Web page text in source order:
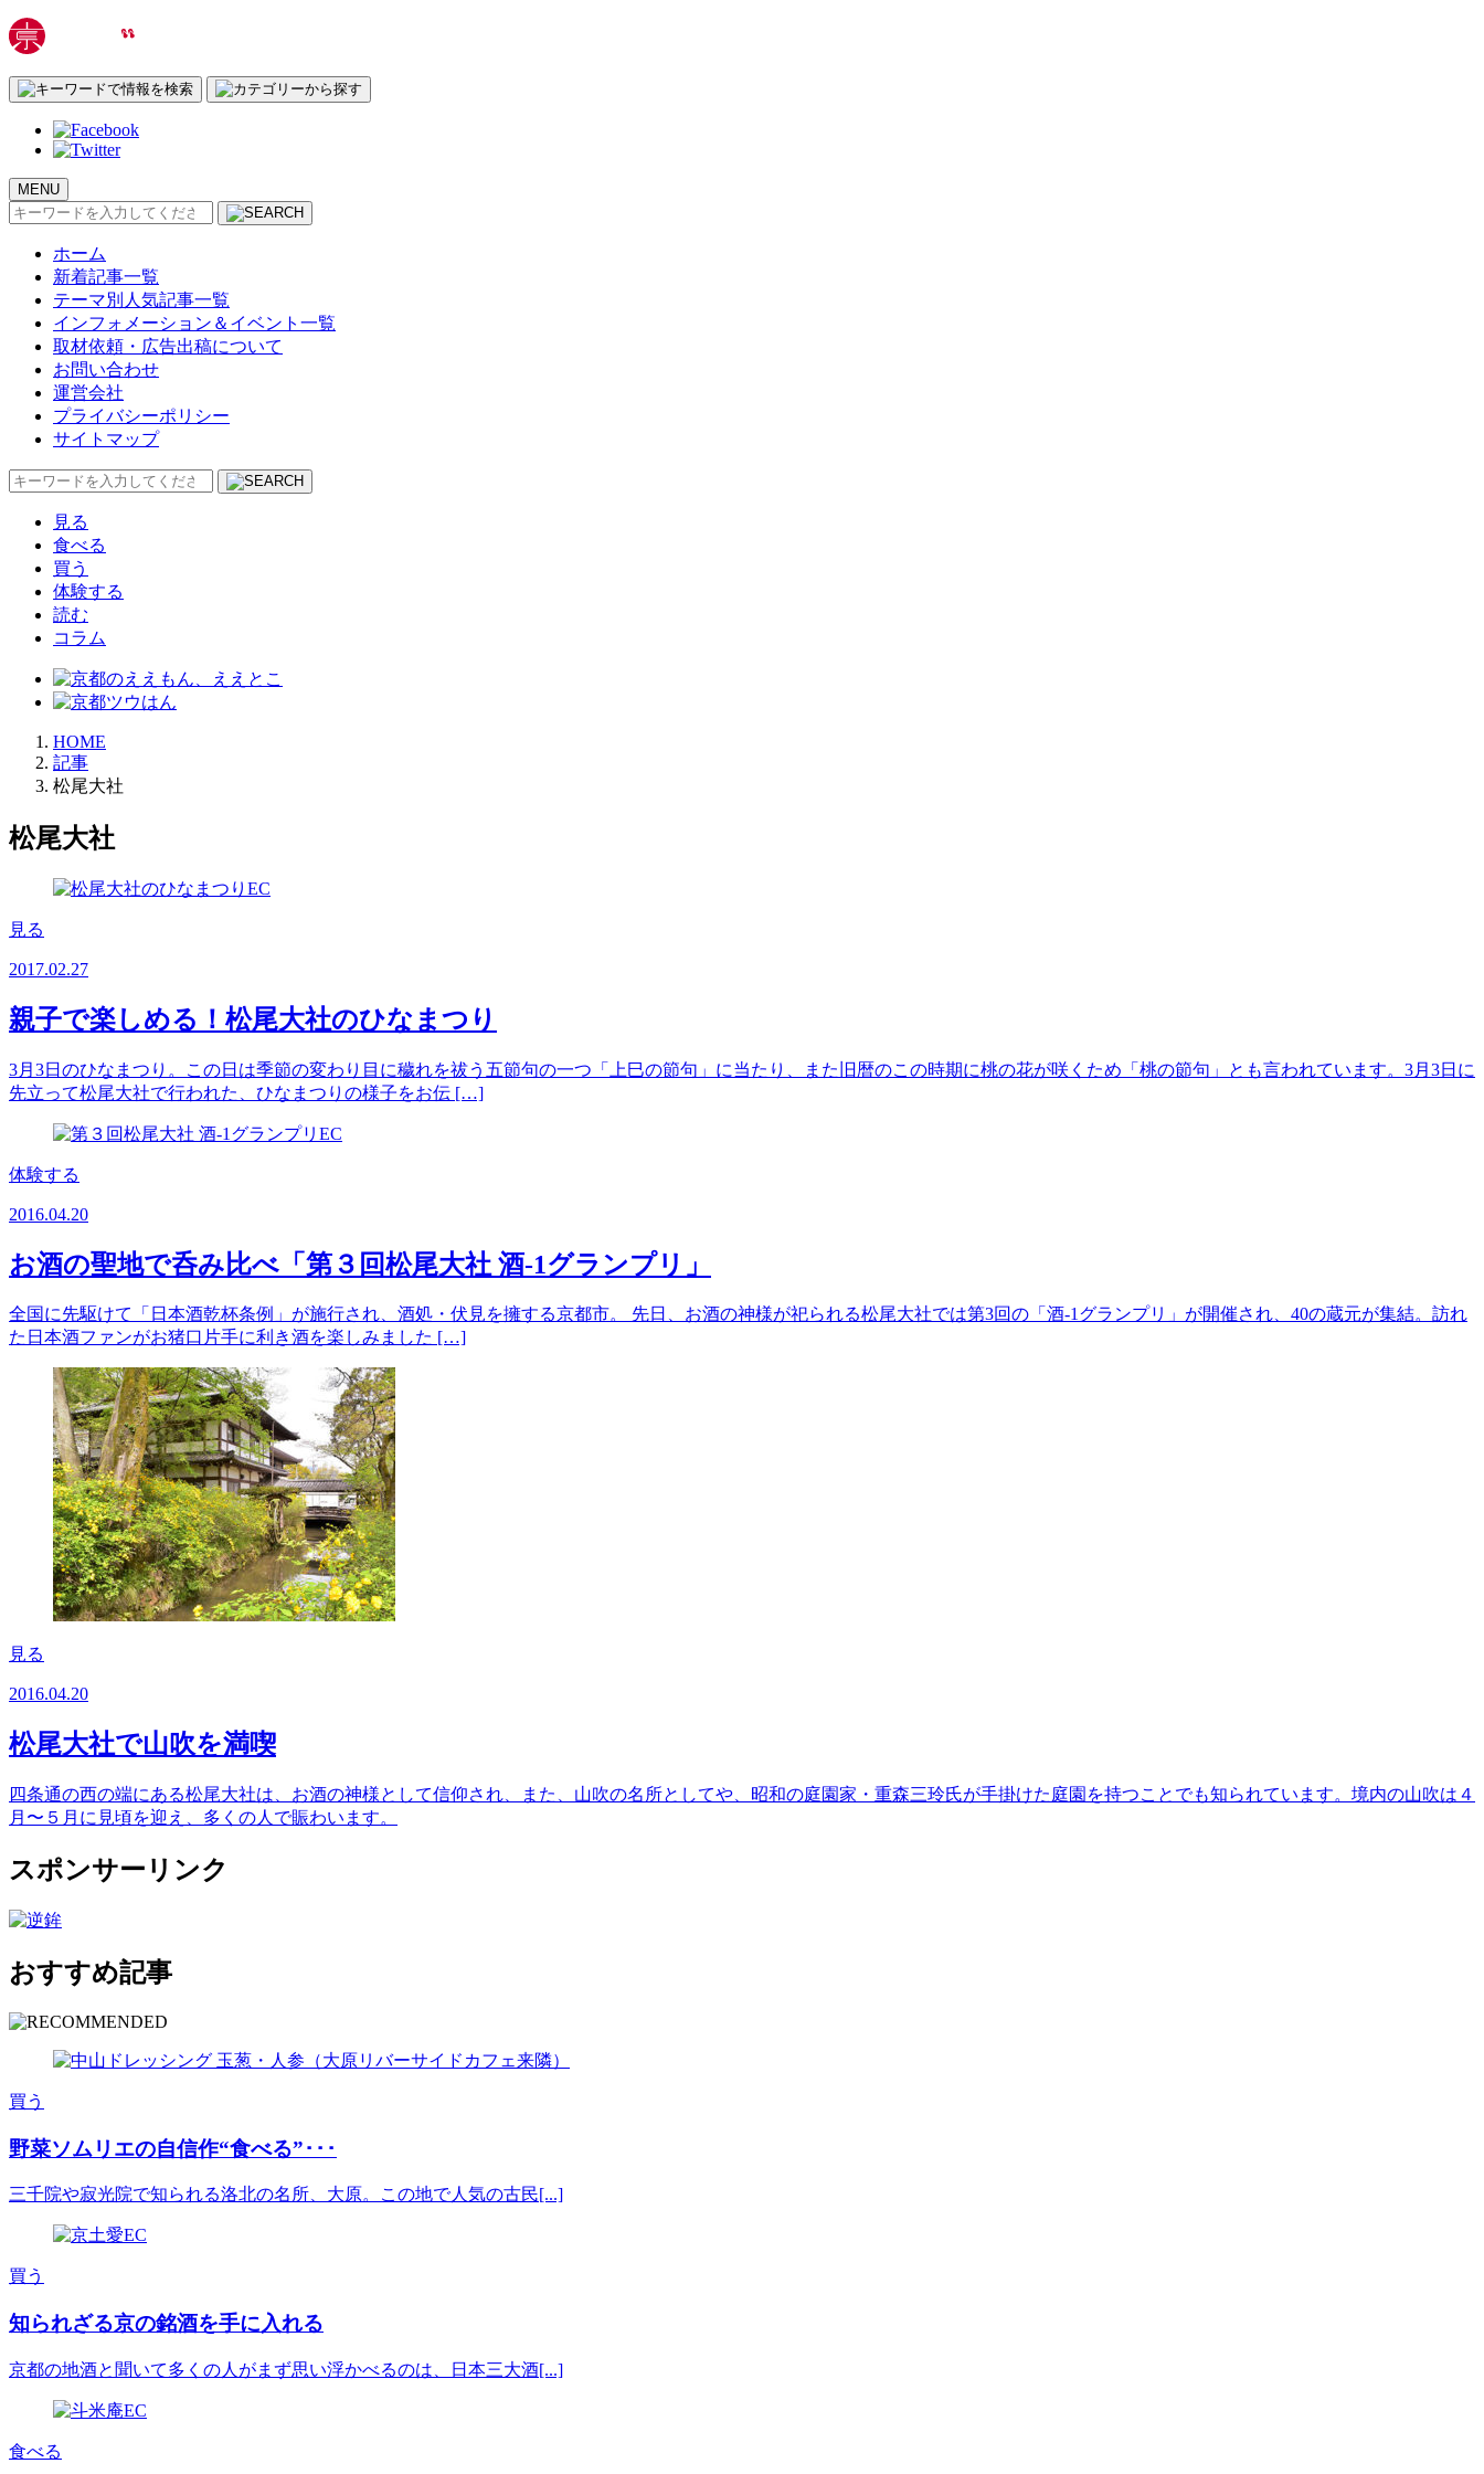
MENU
検
ホーム
新着記事一覧
テーマ別人気記事一覧
インフォメーション＆イベント一覧
取材依頼・広告出稿について
お問い合わせ
運営会社
プライバシーポリシー
サイトマップ
検
見る
食べる
買う
体験する
読む
コラム
HOME
記事
松尾大社
松尾大社
見る
2017.02.27
親子で楽しめる！松尾大社のひなまつり
3月3日のひなまつり。この日は季節の変わり目に穢れを祓う五節句の一つ「上巳の節句」に当たり、また旧暦のこの時期に桃の花が咲くため「桃の節句」とも言われています。3月3日に
先立って松尾大社で行われた、ひなまつりの様子をお伝 […]
体験する
2016.04.20
お酒の聖地で呑み比べ「第３回松尾大社 酒-1グランプリ」
全国に先駆けて「日本酒乾杯条例」が施行され、酒処・伏見を擁する京都市。 先日、お酒の神様が祀られる松尾大社では第3回の「酒-1グランプリ」が開催され、40の蔵元が集結。訪れ
た日本酒ファンがお猪口片手に利き酒を楽しみました […]
見る
2016.04.20
松尾大社で山吹を満喫
四条通の西の端にある松尾大社は、お酒の神様として信仰され、また、山吹の名所としてや、昭和の庭園家・重森三玲氏が手掛けた庭園を持つことでも知られています。境内の山吹は４
月〜５月に見頃を迎え、多くの人で賑わいます。
スポンサーリンク
おすすめ記事
買う
野菜ソムリエの自信作“食べる”･･･
三千院や寂光院で知られる洛北の名所、大原。この地で人気の古民[...]
買う
知られざる京の銘酒を手に入れる
京都の地酒と聞いて多くの人がまず思い浮かべるのは、日本三大酒[...]
食べる